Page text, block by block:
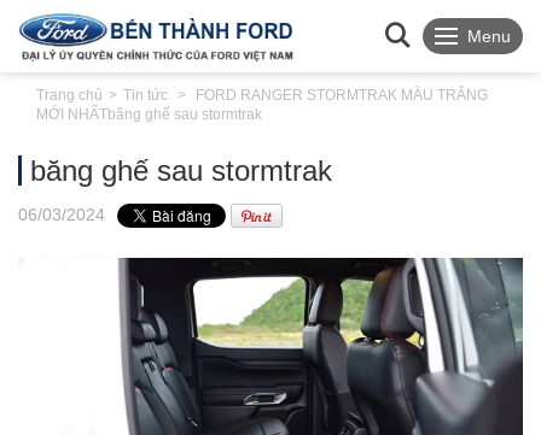
Menu
Trang chủ Tin tức
FORD RANGER STORMTRAK MÀU TRẮNG
MỚI NHẤTbăng ghế sau stormtrak
băng ghế sau stormtrak
06/03/2024